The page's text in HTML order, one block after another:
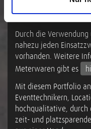
Schutzgehäuse aus
SD, CSE NN 5-SD oder
Durch die
nahezu jeden
vorhanden. Weitere
Meterwaren gibt es
Mit diesem Portfolio
Eventtechnikern,
hochqualitative,
zeit- und